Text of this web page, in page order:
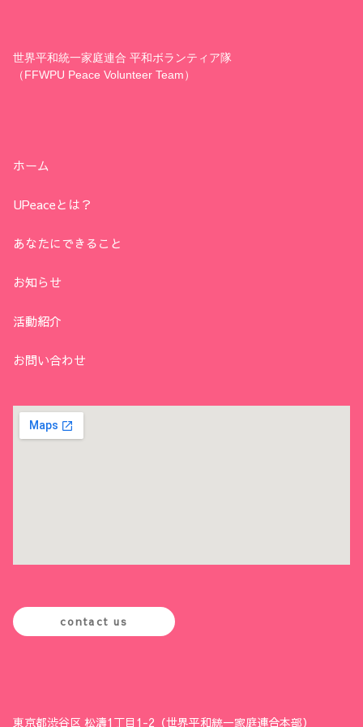
世界平和統一家庭連合 平和ボランティア隊
（FFWPU Peace Volunteer Team）
ホーム
UPeaceとは？
あなたにできること
お知らせ
活動紹介
お問い合わせ
contact us
東京都渋谷区 松濤1丁目1-2（世界平和統一家庭連合本部）